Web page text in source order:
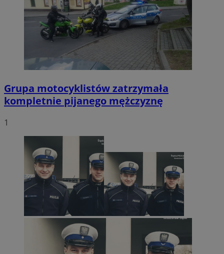
Grupa motocyklistów zatrzymała
kompletnie pijanego mężczyznę
1